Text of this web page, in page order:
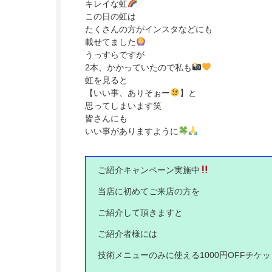
キレイな虹
この日の虹は
たくさんの方がインスタなどにも
載せてました
うっすらですが
2本、かかっていたので私も
虹を見ると
【いい事、ありそぉー
】と
思ってしまいます笑
皆さんにも
いい事がありますように
ご紹介キャンペーン実施中
当店に初めてご来店の方を
ご紹介して頂きますと
ご紹介者様には
技術メニューのみに使える1000円OFFチケ